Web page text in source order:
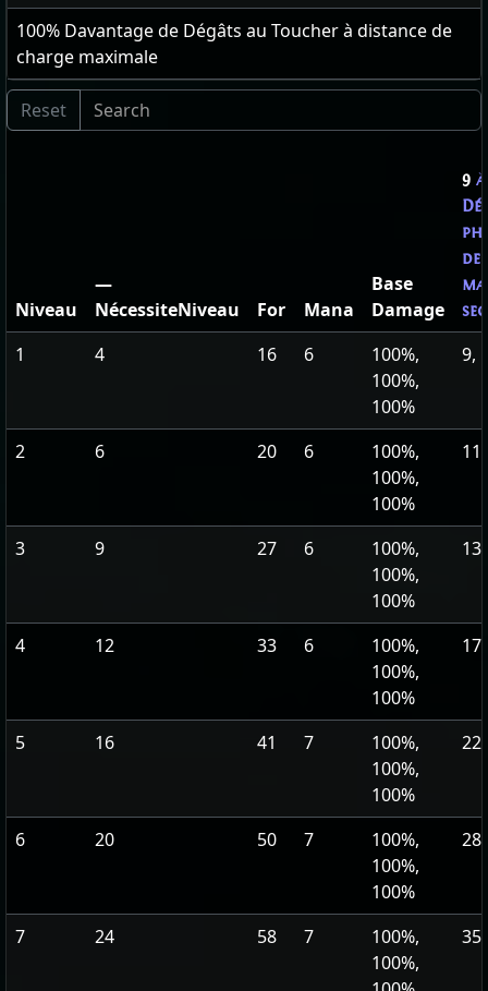
100% Davantage de Dégâts au Toucher à distance de
charge maximale
Niveau
—
NécessiteNiveau
For Mana
Base
Damage
9
de
1 4 16 6
100%,
100%,
100%
9,
2 6 20 6
100%,
100%,
100%
3 9 27 6
100%,
100%,
100%
4 12 33 6
100%,
100%,
100%
5 16 41 7
100%,
100%,
100%
6 20 50 7
100%,
100%,
100%
7 24 58 7
100%,
100%,